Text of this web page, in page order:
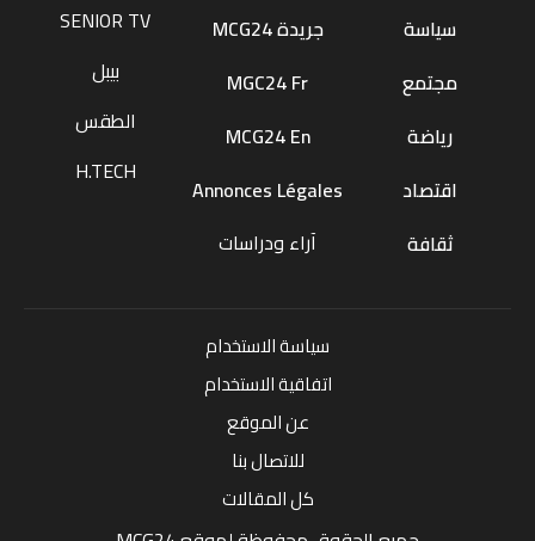
سياسة
مجتمع
رياضة
اقتصاد
ثقافة
جريدة MCG24
MGC24 Fr
MCG24 En
Annonces Légales
آراء ودراسات
SENIOR TV
بيبل
الطقس
H.TECH
سياسة الاستخدام
اتفاقية الاستخدام
عن الموقع
للاتصال بنا
كل المقالات